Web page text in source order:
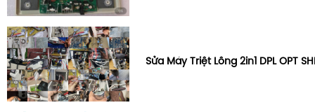
Sửa Máy Triệt Lông 2in1 DPL OPT